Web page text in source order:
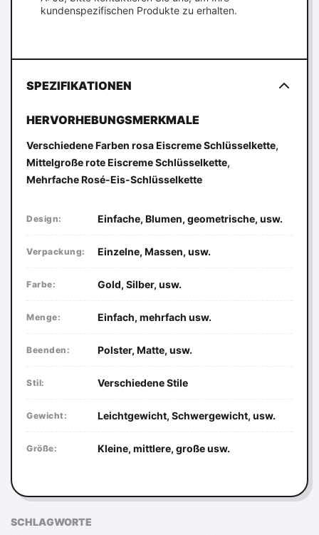
kundenspezifischen Produkte zu erhalten.
SPEZIFIKATIONEN
HERVORHEBUNGSMERKMALE
Verschiedene Farben rosa Eiscreme Schlüsselkette,
Mittelgroße rote Eiscreme Schlüsselkette,
Mehrfache Rosé-Eis-Schlüsselkette
Design: Einfache, Blumen, geometrische, usw.
Verpackung: Einzelne, Massen, usw.
Farbe: Gold, Silber, usw.
Menge: Einfach, mehrfach usw.
Beenden: Polster, Matte, usw.
Stil: Verschiedene Stile
Gewicht: Leichtgewicht, Schwergewicht, usw.
Größe: Kleine, mittlere, große usw.
SCHLAGWORTE